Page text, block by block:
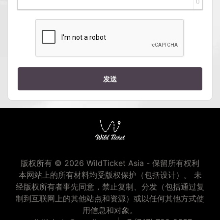
0
发送
版权所有 © 2026 WildTicket Asia - 保留所有权利
本网站上的所有材料均受版权保护（包括设计）。 未
经版权所有者事先同意，禁止复制、分发（包括通过复
制到互联网上的其他站点和资源）或以任何其他方式使
用信息和对象。